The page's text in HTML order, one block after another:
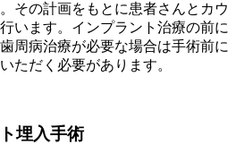
その計画をもとに患者さんとカウ
います。インプラント治療の前に
周病治療が必要な場合は手術前に
ただく必要があります。
埋入手術